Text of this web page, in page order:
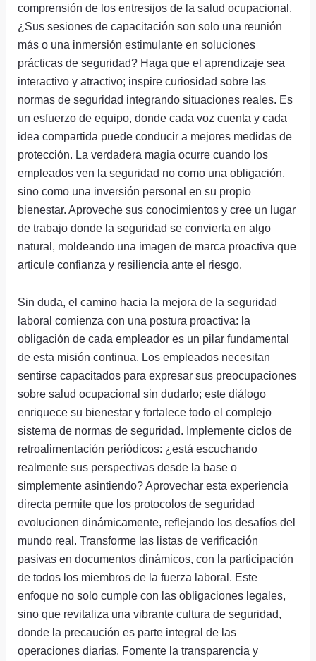
comprensión de los entresijos de la salud ocupacional.
¿Sus sesiones de capacitación son solo una reunión
más o una inmersión estimulante en soluciones
prácticas de seguridad? Haga que el aprendizaje sea
interactivo y atractivo; inspire curiosidad sobre las
normas de seguridad integrando situaciones reales. Es
un esfuerzo de equipo, donde cada voz cuenta y cada
idea compartida puede conducir a mejores medidas de
protección. La verdadera magia ocurre cuando los
empleados ven la seguridad no como una obligación,
sino como una inversión personal en su propio
bienestar. Aproveche sus conocimientos y cree un lugar
de trabajo donde la seguridad se convierta en algo
natural, moldeando una imagen de marca proactiva que
articule confianza y resiliencia ante el riesgo.
Sin duda, el camino hacia la mejora de la seguridad
laboral comienza con una postura proactiva: la
obligación de cada empleador es un pilar fundamental
de esta misión continua. Los empleados necesitan
sentirse capacitados para expresar sus preocupaciones
sobre salud ocupacional sin dudarlo; este diálogo
enriquece su bienestar y fortalece todo el complejo
sistema de normas de seguridad. Implemente ciclos de
retroalimentación periódicos: ¿está escuchando
realmente sus perspectivas desde la base o
simplemente asintiendo? Aprovechar esta experiencia
directa permite que los protocolos de seguridad
evolucionen dinámicamente, reflejando los desafíos del
mundo real. Transforme las listas de verificación
pasivas en documentos dinámicos, con la participación
de todos los miembros de la fuerza laboral. Este
enfoque no solo cumple con las obligaciones legales,
sino que revitaliza una vibrante cultura de seguridad,
donde la precaución es parte integral de las
operaciones diarias. Fomente la transparencia y